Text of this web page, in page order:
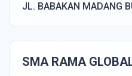
JL. BABAKAN MADANG
SMA RAMA